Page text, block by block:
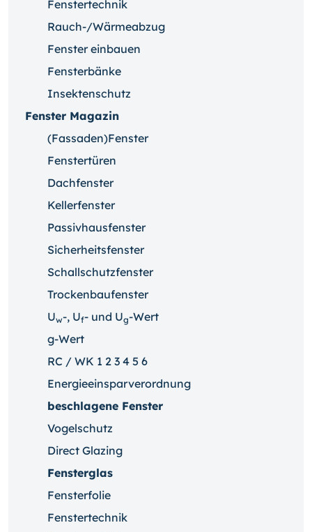
Fenstertechnik
Rauch-/Wärmeabzug
Fenster einbauen
Fensterbänke
Insektenschutz
Fenster Magazin
(Fassaden)Fenster
Fenstertüren
Dachfenster
Kellerfenster
Passivhausfenster
Sicherheitsfenster
Schallschutzfenster
Trockenbaufenster
Uw-, Uf- und Ug-Wert
g-Wert
RC / WK 1 2 3 4 5 6
Energieeinsparverordnung
beschlagene Fenster
Vogelschutz
Direct Glazing
Fensterglas
Fensterfolie
Fenstertechnik